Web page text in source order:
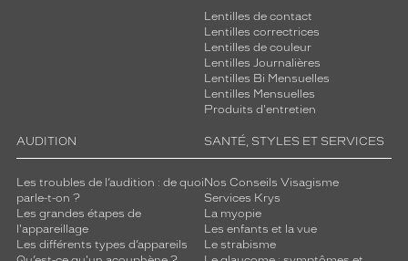
Lentilles de contact
Lentilles correctrices
Lentilles de couleur
Lentilles Journalières
Lentilles Bi Mensuelles
Lentilles Mensuelles
Produits d'entretien
AUDITION
Les troubles de l’audition : de quoi
parle-t-on ?
Les grandes étapes de
l'appareillage
Les différents types d’appareils
SANTÉ, STYLES ET SERVICES
Nos Conseils Visagisme
Services Krys
La myopie
Les enfants et la vue
Le strabisme